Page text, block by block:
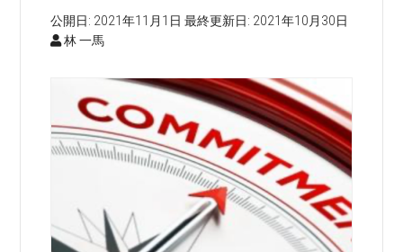
公開日: 2021年11月1日 最終更新日: 2021年10月30日
林 一馬